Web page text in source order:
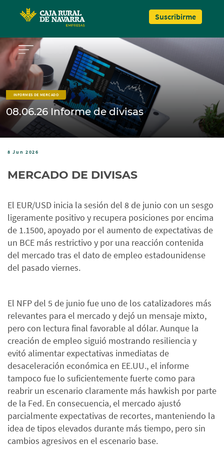
Suscribirme
INFORMES DE MERCADO
08.06.26 Informe de divisas
8 Jun 2026
MERCADO DE DIVISAS
El EUR/USD inicia la sesión del 8 de junio con un sesgo
ligeramente positivo y recupera posiciones por encima
de 1.1500, apoyado por el aumento de expectativas de
un BCE más restrictivo y por una reacción contenida
del mercado tras el dato de empleo estadounidense
del pasado viernes.
El NFP del 5 de junio fue uno de los catalizadores más
relevantes para el mercado y dejó un mensaje mixto,
pero con lectura final favorable al dólar. Aunque la
creación de empleo siguió mostrando resiliencia y
evitó alimentar expectativas inmediatas de
desaceleración económica en EE.UU., el informe
tampoco fue lo suficientemente fuerte como para
reabrir un escenario claramente más hawkish por parte
de la Fed. En consecuencia, el mercado ajustó
parcialmente expectativas de recortes, manteniendo la
idea de tipos elevados durante más tiempo, pero sin
cambios agresivos en el escenario base.